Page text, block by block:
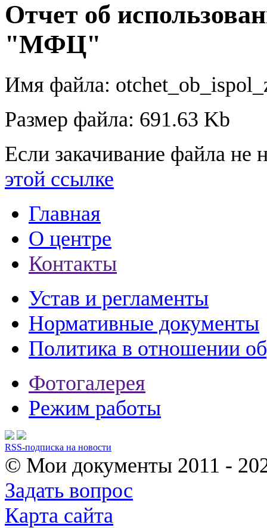
Отчет об
"МФЦ"
Имя файла:
Размер файла: 691.63 Kb
Если закачивание файла не
этой ссылке
Главная
О центре
Контакты
Устав и регламенты
Нормативные документы
Политика в отношении
Фотогалерея
Режим работы
RSS-подписка на новости
© Мои документы 2011 -
Задать вопрос
Карта сайта